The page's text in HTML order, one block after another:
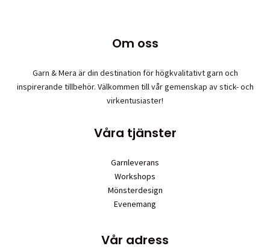
Om oss
Garn & Mera är din destination för högkvalitativt garn och
inspirerande tillbehör. Välkommen till vår gemenskap av stick- och
virkentusiaster!
Våra tjänster
Garnleverans
Workshops
Mönsterdesign
Evenemang
Vår adress